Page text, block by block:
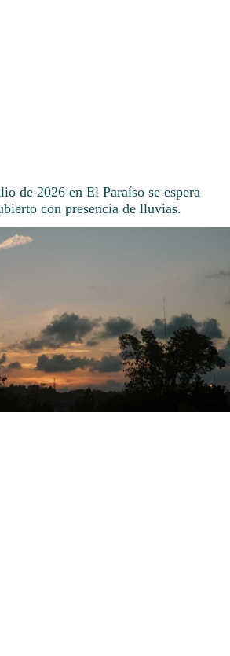
de 2026 en El Paraíso se espera
con presencia de lluvias.